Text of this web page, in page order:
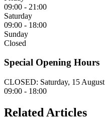
09:00 - 21:00
Saturday
09:00 - 18:00
Sunday
Closed
Special Opening Hours
CLOSED: Saturday, 15 August
09:00 - 18:00
Related Articles